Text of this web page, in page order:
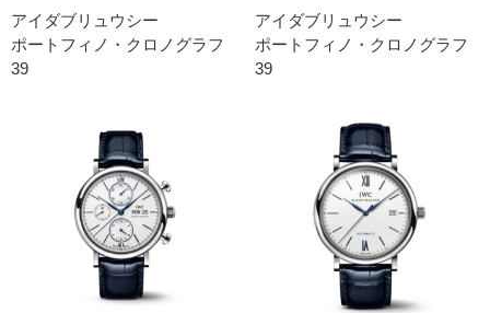
アイダブリュウシー
ポートフィノ・クロノグラフ
39
アイダブリュウシー
ポートフィノ・クロノグラフ
39